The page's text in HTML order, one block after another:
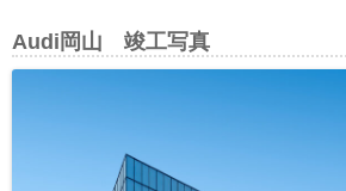
Audi岡山 竣工写真